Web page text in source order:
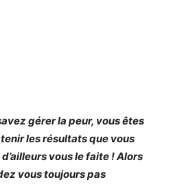
gérer la peur, vous êtes
les résultats que vous
vous le faite ! Alors
vous toujours pas